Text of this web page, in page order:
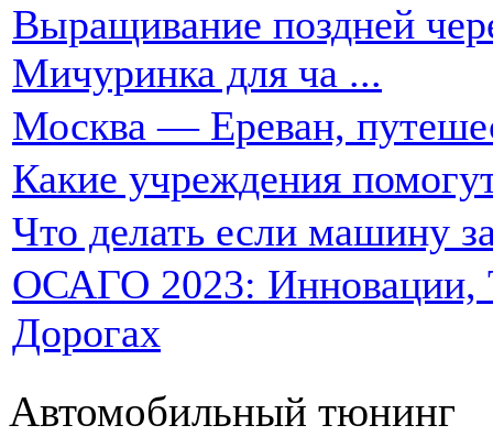
Выращивание поздней
Мичуринка для ча ...
Москва — Ереван,
Какие учреждения
Что делать если машину
ОСАГО 2023: Инновации,
Дорогах
Автомобильный тюнинг